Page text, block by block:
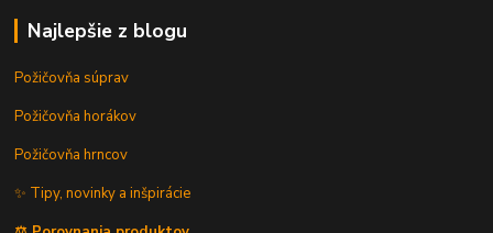
Najlepšie z blogu
Požičovňa súprav
Požičovňa horákov
Požičovňa hrncov
✨ Tipy, novinky a inšpirácie